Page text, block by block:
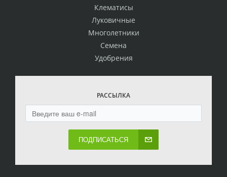
Клематисы
Луковичные
Многолетники
Семена
Удобрения
РАССЫЛКА
ПОДПИСАТЬСЯ